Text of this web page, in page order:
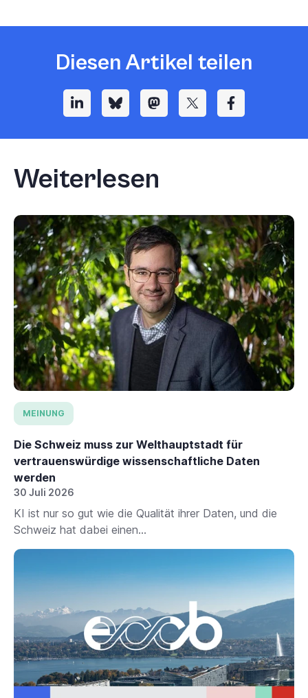
Diesen Artikel teilen
Weiterlesen
MEINUNG
Die Schweiz muss zur Welthauptstadt für
vertrauenswürdige wissenschaftliche Daten
werden
30 Juli 2026
KI ist nur so gut wie die Qualität ihrer Daten, und die
Schweiz hat dabei einen...